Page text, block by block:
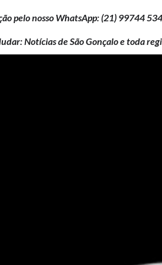
pelo nosso WhatsApp: (21) 99744
Notícias de São Gonçalo e toda